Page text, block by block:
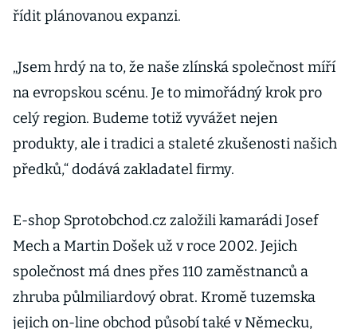
řídit plánovanou expanzi.
„Jsem hrdý na to, že naše zlínská společnost míří
na evropskou scénu. Je to mimořádný krok pro
celý region. Budeme totiž vyvážet nejen
produkty, ale i tradici a staleté zkušenosti našich
předků,“ dodává zakladatel firmy.
E-shop Sprotobchod.cz založili kamarádi Josef
Mech a Martin Došek už v roce 2002. Jejich
společnost má dnes přes 110 zaměstnanců a
zhruba půlmiliardový obrat. Kromě tuzemska
jejich on-line obchod působí také v Německu,